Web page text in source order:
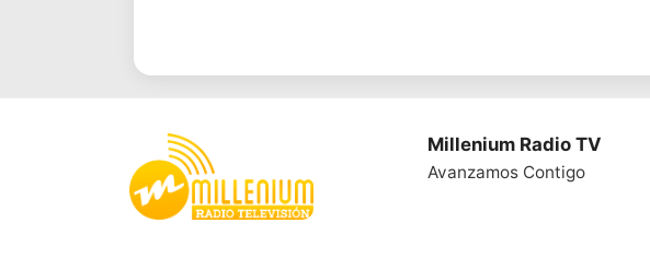
Millenium Radio TV
Avanzamos Contigo